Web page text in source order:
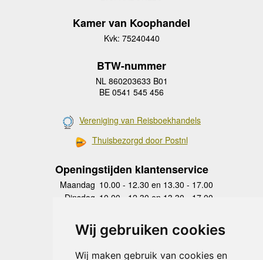
Wij gebruiken cookies
Wij maken gebruik van cookies en
Kamer van Koophandel
Kvk: 75240440
BTW-nummer
NL 860203633 B01
BE 0541 545 456
Vereniging van Reisboekhandels
Thuisbezorgd door Postnl
Openingstijden klantenservice
Maandag 10.00 - 12.30 en 13.30 - 17.00
Dinsdag 10.00 - 12.30 en 13.30 - 17.00
Donderdag
10.00 - 12.30 en 13.30 - 17.00
Vrijdag 10.00 - 12.30 en 13.30 - 17.00
Zaterdag
gesloten